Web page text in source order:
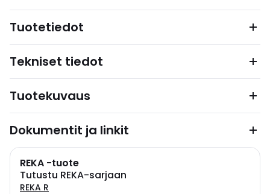
Tuotetiedot
Tekniset tiedot
Tuotekuvaus
Dokumentit ja linkit
REKA -tuote
Tutustu REKA-sarjaan
REKA R